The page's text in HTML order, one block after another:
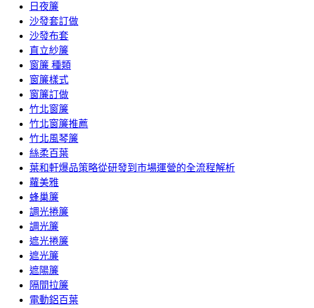
日夜簾
沙發套訂做
沙發布套
直立紗簾
窗簾 種類
窗簾樣式
窗簾訂做
竹北窗簾
竹北窗簾推薦
竹北風琴簾
絲柔百葉
葉和軒爆品策略從研發到市場運營的全流程解析
蘿美雅
蜂巢簾
調光捲簾
調光簾
遮光捲簾
遮光簾
遮陽簾
隔間拉簾
電動鋁百葉